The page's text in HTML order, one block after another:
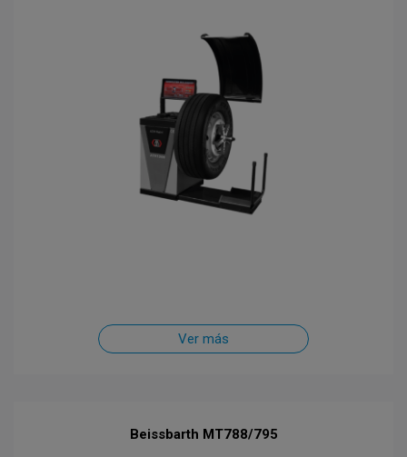
Ver más
Beissbarth MT788/795